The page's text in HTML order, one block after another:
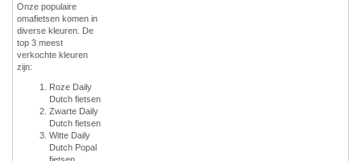
Onze populaire
omafietsen komen in
diverse kleuren. De
top 3 meest
verkochte kleuren
zijn:
Roze Daily
Dutch fietsen
Zwarte Daily
Dutch fietsen
Witte Daily
Dutch Popal